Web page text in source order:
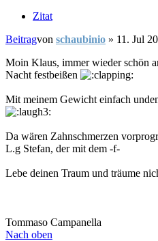
Zitat
Beitragvon schaubinio » 11. Jul
Moin Klaus, immer wieder schön
Nacht festbeißen
Mit meinem Gewicht einfach
Da wären Zahnschmerzen
L.g Stefan, der mit dem -f-
Lebe deinen Traum und träume
Tommaso Campanella
Nach oben